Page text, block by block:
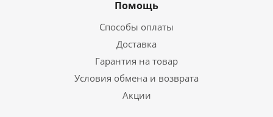
Помощь
Способы оплаты
Доставка
Гарантия на товар
Условия обмена и возврата
Акции